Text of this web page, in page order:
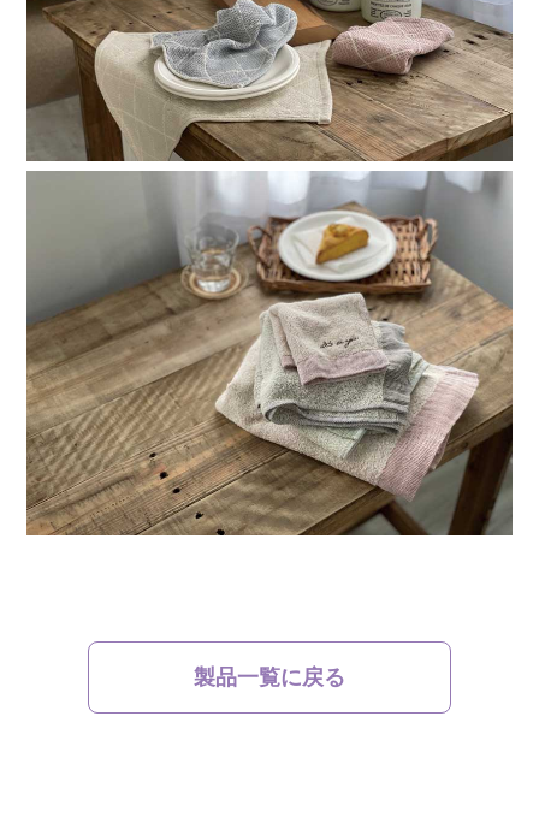
製品一覧に戻る